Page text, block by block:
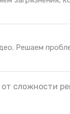
Решаем
сложности